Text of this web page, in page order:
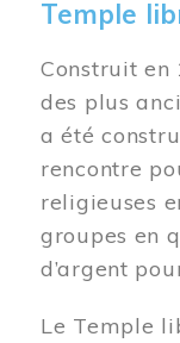
Temple
Construit en
des plus
a été
rencontre
religieuses
groupes en
d’argent
Le Temple